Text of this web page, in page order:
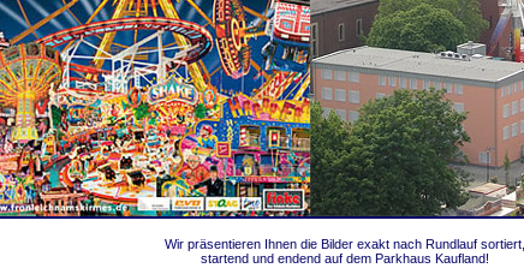
Wir präsentieren Ihnen die Bilder exakt nach Rundlauf sortiert,
startend und endend auf dem Parkhaus Kaufland!